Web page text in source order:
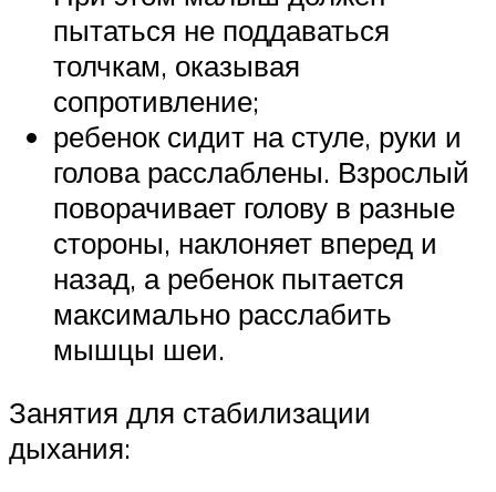
пытаться не поддаваться
толчкам, оказывая
сопротивление;
ребенок сидит на стуле, руки и
голова расслаблены. Взрослый
поворачивает голову в разные
стороны, наклоняет вперед и
назад, а ребенок пытается
максимально расслабить
мышцы шеи.
Занятия для стабилизации
дыхания: